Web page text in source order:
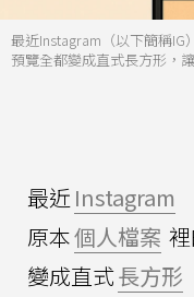
最近Instagram（以下簡稱IG
預覽全都變成直式長方形，
最近 Instagram
原本個人檔案
變成直式長方形